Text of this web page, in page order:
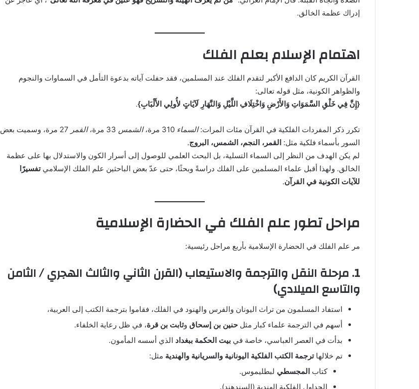
إدراك عظمة الخالق.
اهتمام الإسلام بعلم الفلك
القرآن الكريم كان الدافع الأكبر لتقدم الفلك عند المسلمين، فقد حفلت آياته بدعوة التأمل في السماوات والنجوم
والظواهر الكونية، مثل قوله تعالى:
{إِنَّ فِي خَلْقِ السَّمَوَاتِ وَالأَرْضِ وَاخْتِلَافِ اللَّيْلِ وَالنَّهَارِ لَآيَاتٍ لأُولِي الأَلْبَابِ}.
تكرر ذكر المفردات الفلكية في القرآن مئات المرات:السماء الشمس القمر
27 مرة، وسميت بعض
السور بأسماء فلكية مثل: القمر، النجم، الشمس، البروج.
لم يكن الهدف من النظر إلى السماء التسلية، بل البحث العلمي للوصول إلى أسرار الكون والاستدلال بها على عظمة
الخالق. ولهذا أقبل علماء المسلمين على الفلك دراسةً وبحثًا، حتى عدّ بعض الباحثين علم الفلك الإسلاميتفسيرًا
للآيات الكونية في القرآن.
مراحل تطور علم الفلك في الحضارة الإسلامية
مر علم الفلك في الحضارة الإسلامية بأربع مراحل رئيسية:
1. مرحلة النقل والترجمة والاستيعاب (القرن الثاني والثالث الهجري / الثامن
والتاسع الميلادي)
استفاد المسلمون من تراث اليونان والفرس والهنود في الفلك، فقاموا بترجمة الكتب إلى العربية،
أسهم في الترجمة علماء كبار مثل حنين بن إسحاق وثابت بن قرة، في ظل رعاية الخلفاء.
بدأت في العصر العباسي، خاصة في بيت الحكمة ببغداد الذي أسسه المأمون.
تم خلالهاترجمة الكتب الفلكية اليونانية والسريانية والهندية مثل:
كتاب المجسطي لبطليموس.
الجداول الفلكية الهندية (السندهند).